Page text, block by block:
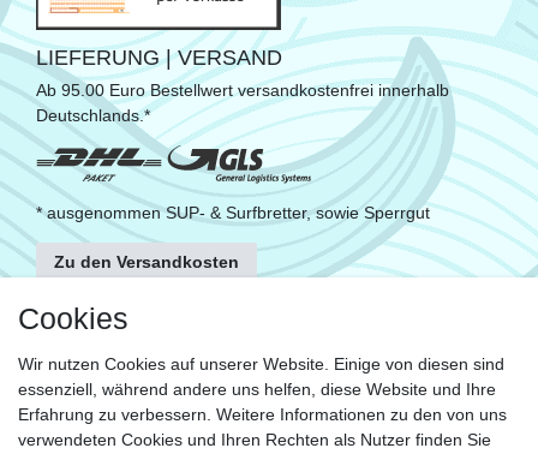
LIEFERUNG | VERSAND
Ab 95.00 Euro Bestellwert versandkostenfrei innerhalb
Deutschlands.*
* ausgenommen SUP- & Surfbretter, sowie Sperrgut
Zu den Versandkosten
FOLGE UNS
KONTAKT
Fragen?
Cookies
Wir nutzen Cookies auf unserer Website. Einige von diesen sind
essenziell, während andere uns helfen, diese Website und Ihre
Erfahrung zu verbessern. Weitere Informationen zu den von uns
verwendeten Cookies und Ihren Rechten als Nutzer finden Sie